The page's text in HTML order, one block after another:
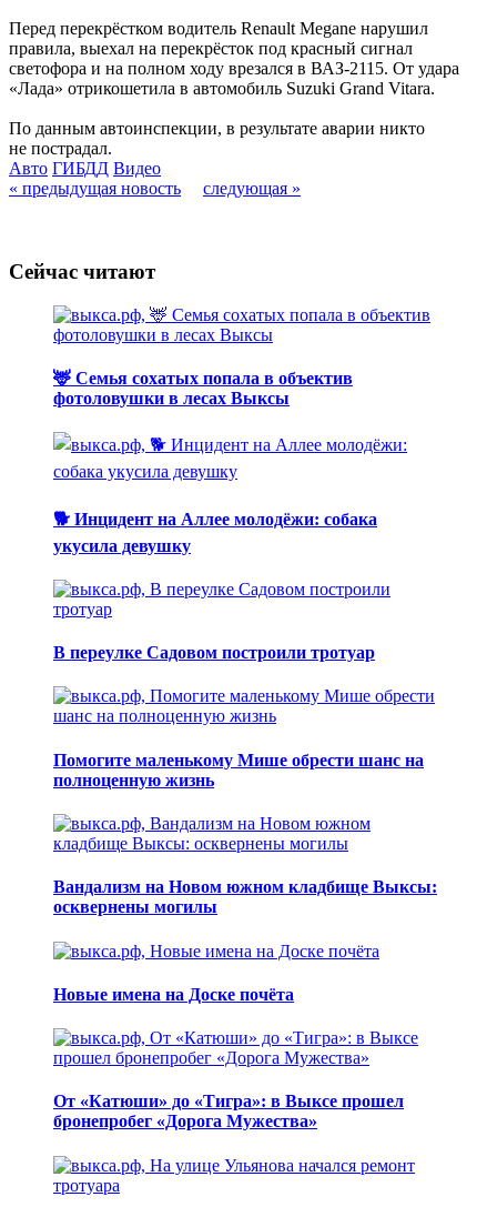
Перед перекрёстком водитель Renault Megane нарушил
правила, выехал на перекрёсток под красный сигнал
светофора и на полном ходу врезался в ВАЗ-2115. От удара
«Лада» отрикошетила в автомобиль Suzuki Grand Vitara.
По данным автоинспекции, в результате аварии никто
не пострадал.
Авто ГИБДД Видео
« предыдущая новость
следующая »
Сейчас читают
🦌 Семья сохатых попала в объектив
фотоловушки в лесах Выксы
🐕 Инцидент на Аллее молодёжи: собака
укусила девушку
В переулке Садовом построили тротуар
Помогите маленькому Мише обрести шанс на
полноценную жизнь
Вандализм на Новом южном кладбище Выксы:
осквернены могилы
Новые имена на Доске почёта
От «Катюши» до «Тигра»: в Выксе прошел
бронепробег «Дорога Мужества»